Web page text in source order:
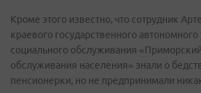
Кроме этого известно, что сотрудник
краевого государственного
социального обслуживания
обслуживания населения» знали о
пенсионерки, но не предпринимали